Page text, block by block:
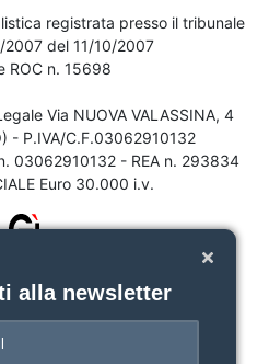
registrata presso il tribunale
2007 del 11/10/2007
ROC n. 15698
Via NUOVA VALASSINA, 4
- P.IVA/C.F.03062910132
03062910132 - REA n. 293834
Euro 30.000 i.v.
alla newsletter